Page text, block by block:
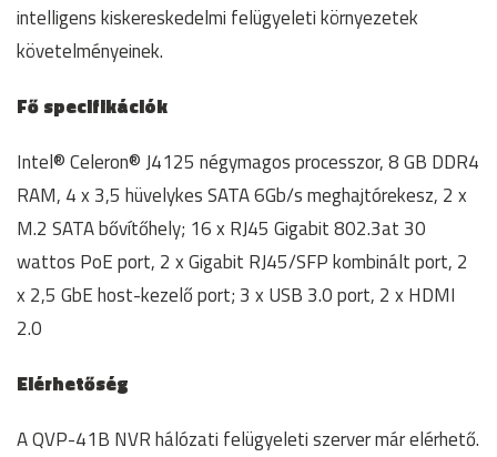
intelligens kiskereskedelmi felügyeleti környezetek
követelményeinek.
Fő specifikációk
Intel® Celeron® J4125 négymagos processzor, 8 GB DDR4
RAM, 4 x 3,5 hüvelykes SATA 6Gb/s meghajtórekesz, 2 x
M.2 SATA bővítőhely; 16 x RJ45 Gigabit 802.3at 30
wattos PoE port, 2 x Gigabit RJ45/SFP kombinált port, 2
x 2,5 GbE host-kezelő port; 3 x USB 3.0 port, 2 x HDMI
2.0
Elérhetőség
A QVP-41B NVR hálózati felügyeleti szerver már elérhető.